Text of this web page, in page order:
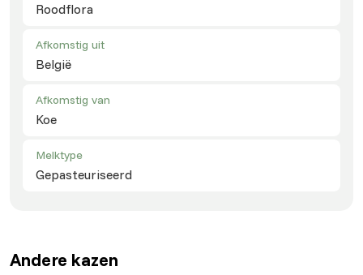
Roodflora
Afkomstig uit
België
Afkomstig van
Koe
Melktype
Gepasteuriseerd
Andere kazen